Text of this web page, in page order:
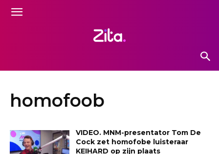
homofoob
VIDEO. MNM-presentator Tom De
Cock zet homofobe luisteraar
KEIHARD op zijn plaats